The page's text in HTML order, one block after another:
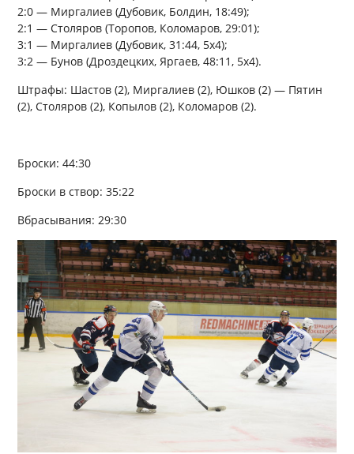
2:0 — Миргалиев (Дубовик, Болдин, 18:49);
2:1 — Столяров (Торопов, Коломаров, 29:01);
3:1 — Миргалиев (Дубовик, 31:44, 5х4);
3:2 — Бунов (Дроздецких, Яргаев, 48:11, 5х4).
Штрафы: Шастов (2), Миргалиев (2), Юшков (2) — Пятин
(2), Столяров (2), Копылов (2), Коломаров (2).
Броски: 44:30
Броски в створ: 35:22
Вбрасывания: 29:30